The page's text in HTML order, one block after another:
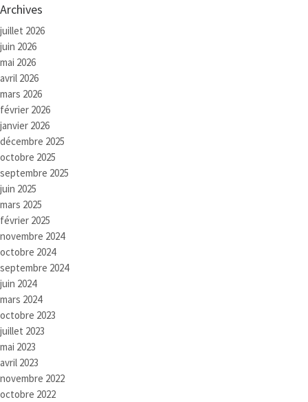
Archives
juillet 2026
juin 2026
mai 2026
avril 2026
mars 2026
février 2026
janvier 2026
décembre 2025
octobre 2025
septembre 2025
juin 2025
mars 2025
février 2025
novembre 2024
octobre 2024
septembre 2024
juin 2024
mars 2024
octobre 2023
juillet 2023
mai 2023
avril 2023
novembre 2022
octobre 2022